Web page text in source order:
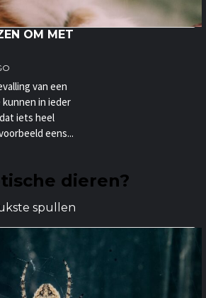
OM MET
van een
kunnen in ieder
iets heel
eens...
dieren?
spullen